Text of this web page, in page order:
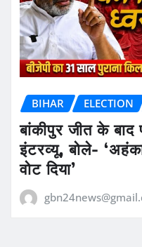
BIHAR ELECTION
बांकीपुर जीत के बाद
इंटरव्यू, बोले-
वोट दिया’